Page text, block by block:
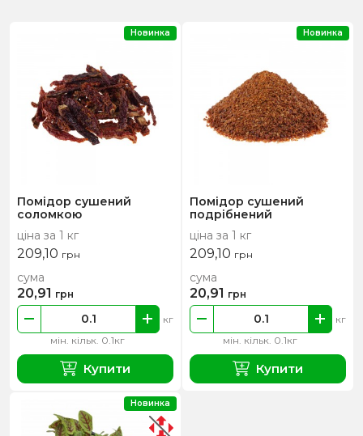
Помідор сушений
соломкою
ціна за 1 кг
209,10 грн
мін. кільк. 0.1кг
кг
сума
20,91 грн
Купити
Новинка
Помідор сушений
подрібнений
ціна за 1 кг
209,10 грн
мін. кільк. 0.1кг
кг
сума
20,91 грн
Купити
Новинка
Новинка